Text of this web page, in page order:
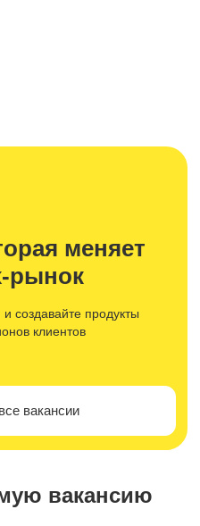
меняет
рынок
создавайте продукты
клиентов
вакансии
вакансию